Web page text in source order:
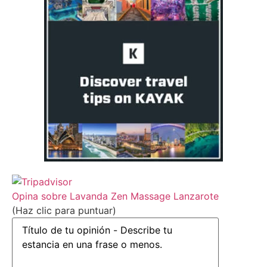
Opina sobre Lavanda Zen Massage Lanzarote
(Haz clic para puntuar)